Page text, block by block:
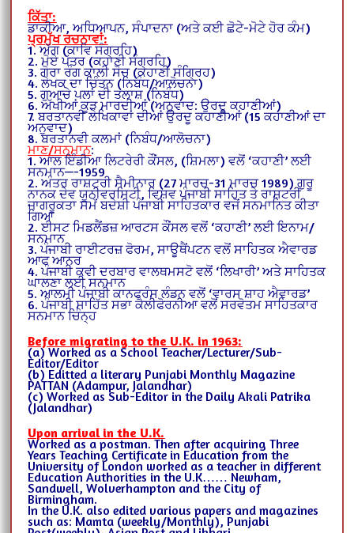
ਕਿੱਤਾ:
ਡਾਕੀਆ, ਅਧਿਆਪਨ, ਸੰਪਾਦਨਾ (ਅਤੇ ਕਈ ਛੋਟੇ-ਮੋਟੇ ਹੋਰ ਕੰਮ)
ਪ੍ਰਮੁੱਖ ਰਚਨਾਵਾਂ:
1. ਅੱਗ (ਕਾਵਿ ਸੰਗ੍ਰਹਿ)
2. ਮੋਏ ਪੱਤਰ (ਕਹਾਣੀ ਸੰਗ੍ਰਹਿ)
3. ਗੋਰਾ ਰੰਗ ਕਾਲੀ ਸੋਚ (ਕਹਾਣੀ ਸੰਗ੍ਰਿਹ)
4. ਲੇਖਕ ਦਾ ਚਿੰਤਨ (ਨਿਬੰਧ/ਆਲੋਚਨਾ)
5. ਗੁਆਚੇ ਪਲਾਂ ਦੀ ਤਲਾਸ਼ (ਨਿਬੰਧ)
6. ਅੱਖੀਆਂ ਕੂੜ ਮਾਰਦੀਆਂ (ਅਨੁਵਾਦ: ਉਰਦੂ ਕਹਾਣੀਆਂ)
7. ਬਰਤਾਨਵੀ ਲੇਖਿਕਾਵਾਂ ਦੀਆਂ ਉਰਦੂ ਕਹਾਣੀਆਂ (15 ਕਹਾਣੀਆਂ ਦਾ
ਅਨੁਵਾਦ)
8. ਬਰਤਾਨਵੀ ਕਲਮਾਂ (ਨਿਬੰਧ/ਆਲੋਚਨਾ)
ਮਾਣ/ਸਨਮਾਨ:
1. ਆਲ ਇੰਡੀਆ ਲਿਟਰੇਰੀ ਕੌਂਸਲ, (ਸ਼ਿਮਲਾ) ਵਲੋਂ ‘ਕਹਾਣੀ’ ਲਈ
ਸਨਮਾਨ—-1959
2. ਅੰਤਰ ਰਾਸ਼ਟਰੀ ਸੈਮੀਨਾਰ (27 ਮਾਰਚ-31 ਮਾਰਚ 1989) ਗੁਰੂ
ਨਾਨਕ ਦੇਵ ਯੂਨੀਵਰਸਿਟੀ, ਵਿਸ਼ਵ ਪੰਜਾਬੀ ਸਾਹਿਤ ਤੇ ਰਾਸ਼ਟਰੀ
ਜਾਗਰੂਕਤਾ ਸਮੇਂ ਬਦੇਸ਼ੀ ਪੰਜਾਬੀ ਸਾਹਿਤਕਾਰ ਵਜੋਂ ਸਨਮਾਨਿਤ ਕੀਤਾ
ਗਿਆ
2. ਈਸਟ ਮਿਡਲੈਂਡਜ਼ ਆਰਟਸ ਕੌਂਸਲ ਵਲੋਂ ‘ਕਹਾਣੀ’ ਲਈ ਇਨਾਮ/
ਸਨਮਾਨ
3. ਪੰਜਾਬੀ ਰਾਈਟਰਜ਼ ਫੋਰਮ, ਸਾਊਥੈਂਪਟਨ ਵਲੋਂ ਸਾਹਿਤਕ ਐਵਾਰਡ
ਆਫ ਆਨਰ
4. ਪੰਜਾਬੀ ਕਵੀ ਦਰਬਾਰ ਵਾਲਥਮਸਟੋ ਵਲੋਂ ‘ਲਿਖਾਰੀ’ ਅਤੇ ਸਾਹਿਤਕ
ਘਾਲਣਾ ਲਈ ਸਨਮਾਨ
5. ਆਲਮੀ ਪੰਜਾਬੀ ਕਾਨਫਰੰਸ ਲੰਡਨ ਵਲੋਂ ‘ਵਾਰਸ ਸ਼ਾਹ ਐਵਾਰਡ’
6. ਪੰਜਾਬੀ ਸਾਹਿੱਤ ਸਭਾ ਕੈਲੀਫੋਰਨੀਆ ਵਲੋਂ ਸਰਵੋਤਮ ਸਾਹਿਤਕਾਰ
ਸਨਮਾਨ ਚਿੰਨ੍ਹ
Before migrating to the U.K. in 1963:
(a) Worked as a School Teacher/Lecturer/Sub-
Editor/Editor
(b) Editted a literary Punjabi Monthly Magazine
PATTAN (Adampur, Jalandhar)
(c) Worked as Sub-Editor in the Daily Akali Patrika
(Jalandhar)
Upon arrival in the U.K.
Worked as a postman. Then after acquiring Three
Years Teaching Certificate in Education from the
University of London worked as a teacher in different
Education Authorities in the U.K…… Newham,
Sandwell, Wolverhampton and the City of
Birmingham.
In the U.K. also edited various papers and magazines
such as: Mamta (weekly/Monthly), Punjabi